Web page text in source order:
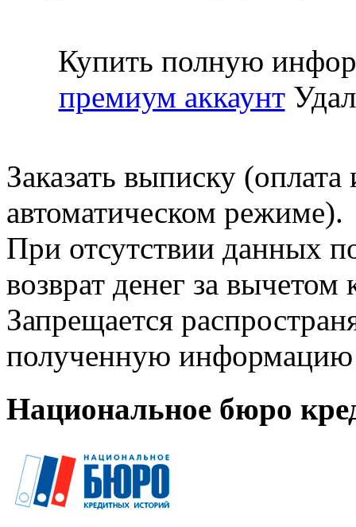
Купить полную
премиум аккаунт
Заказать выписку
автоматическом режиме).
При отсутствии данных
возврат денег за
Запрещается
полученную информацию
Национальное бюро